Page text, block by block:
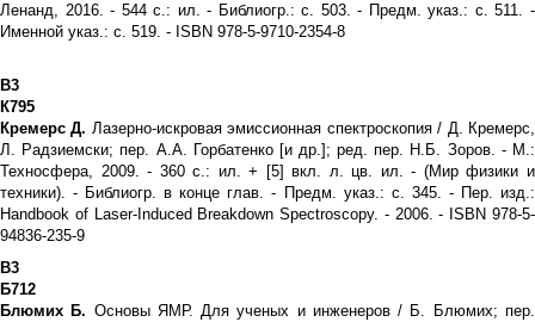
Ленанд, 2016. - 544 с.: ил. - Библиогр.: с. 503. - Предм. указ.: с. 511. -
Именной указ.: с. 519. - ISBN 978-5-9710-2354-8
В3
К795
Кремерс Д. Лазерно-искровая эмиссионная спектроскопия / Д. Кремерс,
Л. Радзиемски; пер. А.А. Горбатенко [и др.]; ред. пер. Н.Б. Зоров. - М.:
Техносфера, 2009. - 360 с.: ил. + [5] вкл. л. цв. ил. - (Мир физики и
техники). - Библиогр. в конце глав. - Предм. указ.: с. 345. - Пер. изд.:
Handbook of Laser-Induced Breakdown Spectroscopy. - 2006. - ISBN 978-5-
94836-235-9
В3
Б712
Блюмих Б. Основы ЯМР. Для ученых и инженеров / Б. Блюмих; пер.